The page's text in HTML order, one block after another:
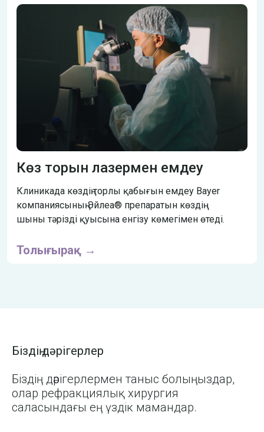
Көз торын лазермен емдеу
Клиникада көздің торлы қабығын емдеу Bayer
компаниясының Эйлеа® препаратын көздің
шыны тәрізді қуысына енгізу көмегімен өтеді.
Толығырақ →
Біздің дәрігерлер
Біздің дәрігерлермен таныс болыңыздар,
олар рефракциялық хирургия
саласындағы ең үздік мамандар.